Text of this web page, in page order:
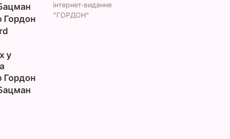
Гордон
у
Гордон
інтернет-видання
"ГОРДОН"